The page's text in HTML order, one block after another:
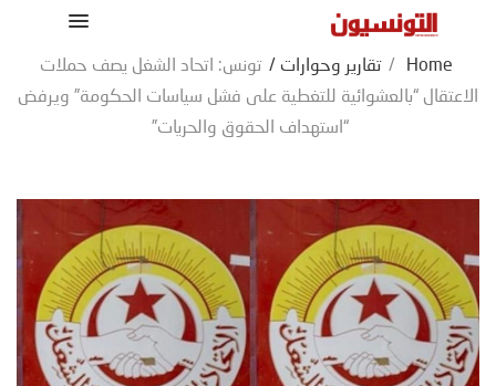
Home
/ تقارير وحوارات / تونس: اتحاد الشغل يصف حملات
الاعتقال “بالعشوائية للتغطية على فشل سياسات الحكومة” ويرفض
“استهداف الحقوق والحريات”